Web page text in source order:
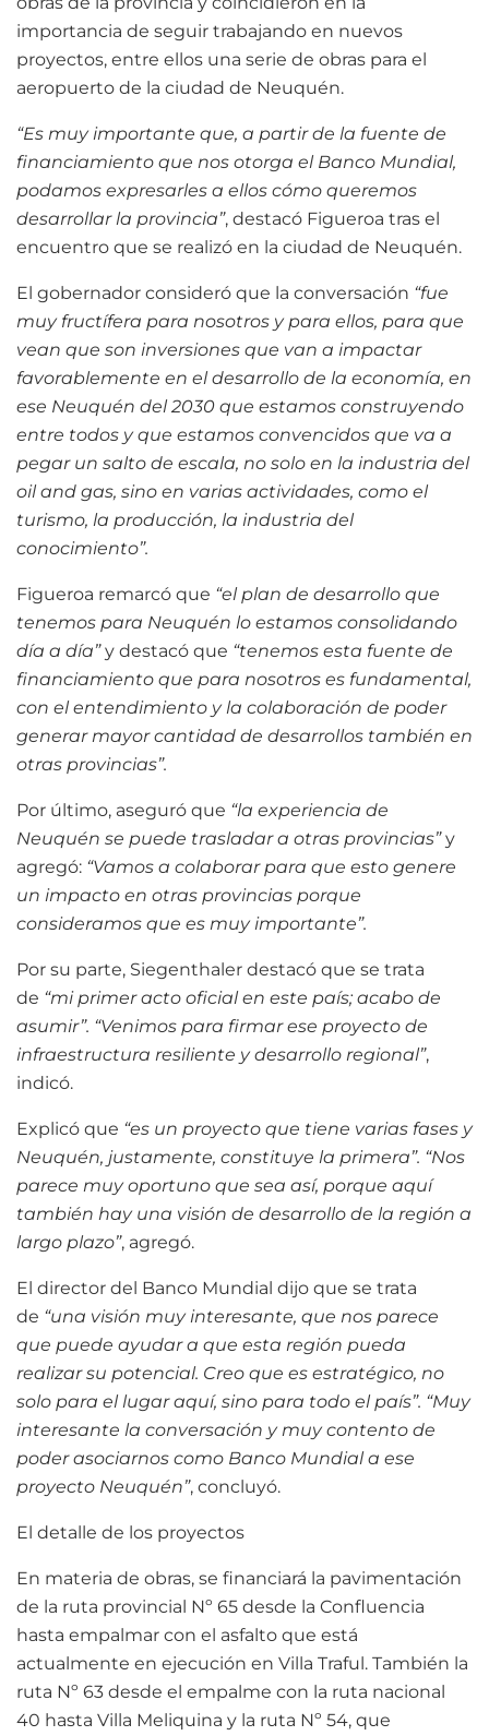
importancia de seguir trabajando en nuevos
proyectos, entre ellos una serie de obras para el
aeropuerto de la ciudad de Neuquén.
“Es muy importante que, a partir de la fuente de
financiamiento que nos otorga el Banco Mundial,
podamos expresarles a ellos cómo queremos
desarrollar la provincia”, destacó Figueroa tras el
encuentro que se realizó en la ciudad de Neuquén.
El gobernador consideró que la conversación “fue
muy fructífera para nosotros y para ellos, para que
vean que son inversiones que van a impactar
favorablemente en el desarrollo de la economía, en
ese Neuquén del 2030 que estamos construyendo
entre todos y que estamos convencidos que va a
pegar un salto de escala, no solo en la industria del
oil and gas, sino en varias actividades, como el
turismo, la producción, la industria del
conocimiento”.
Figueroa remarcó que “el plan de desarrollo que
tenemos para Neuquén lo estamos consolidando
día a día”y destacó que “tenemos esta fuente de
financiamiento que para nosotros es fundamental,
con el entendimiento y la colaboración de poder
generar mayor cantidad de desarrollos también en
otras provincias”.
Por último, aseguró que “la experiencia de
Neuquén se puede trasladar a otras provincias”y
agregó: “Vamos a colaborar para que esto genere
un impacto en otras provincias porque
consideramos que es muy importante”.
Por su parte, Siegenthaler destacó que se trata
de “mi primer acto oficial en este país; acabo de
asumir”. “Venimos para firmar ese proyecto de
infraestructura resiliente y desarrollo regional”,
indicó.
Explicó que “es un proyecto que tiene varias fases y
Neuquén, justamente, constituye la primera”. “Nos
parece muy oportuno que sea así, porque aquí
también hay una visión de desarrollo de la región a
largo plazo”, agregó.
El director del Banco Mundial dijo que se trata
de “una visión muy interesante, que nos parece
que puede ayudar a que esta región pueda
realizar su potencial. Creo que es estratégico, no
solo para el lugar aquí, sino para todo el país”. “Muy
interesante la conversación y muy contento de
poder asociarnos como Banco Mundial a ese
proyecto Neuquén”, concluyó.
El detalle de los proyectos
En materia de obras, se financiará la pavimentación
de la ruta provincial Nº 65 desde la Confluencia
hasta empalmar con el asfalto que está
actualmente en ejecución en Villa Traful. También la
ruta Nº 63 desde el empalme con la ruta nacional
40 hasta Villa Meliquina y la ruta Nº 54, que